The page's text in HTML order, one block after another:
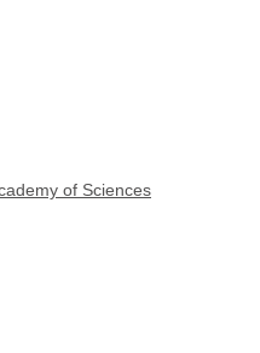
of Sciences